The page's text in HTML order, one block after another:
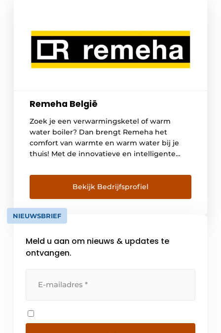
Remeha België
Zoek je een verwarmingsketel of warm
water boiler? Dan brengt Remeha het
comfort van warmte en warm water bij je
thuis! Met de innovatieve en intelligente
verwarming en sanitair warm water zit je
altijd warm. Al duizenden gezinnen in België
en Europa kozen voor de duurzaamheid, het
comfort en […]
Bekijk Bedrijfsprofiel
NIEUWSBRIEF
Meld u aan om nieuws & updates te
ontvangen.